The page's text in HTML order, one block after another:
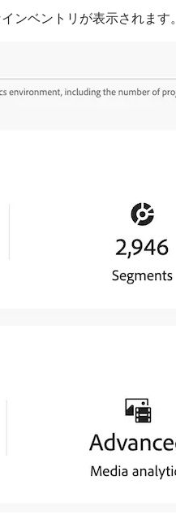
ンベントリが表示されます。